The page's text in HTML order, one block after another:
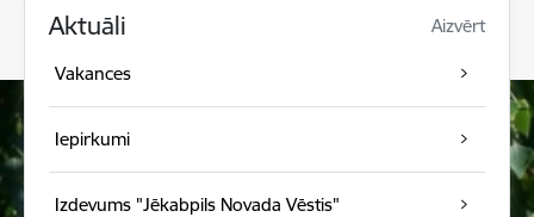
Aktuāli Aizvērt
Vakances
Iepirkumi
Izdevums "Jēkabpils Novada Vēstis"